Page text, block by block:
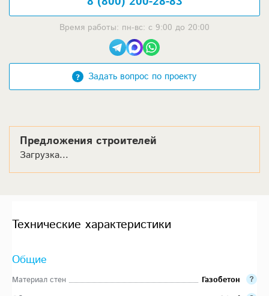
Время работы: пн-вс: с 9:00 до 20:00
Задать вопрос по проекту
Предложения строителей
Загрузка...
Технические характеристики
Общие
Материал стен
Газобетон